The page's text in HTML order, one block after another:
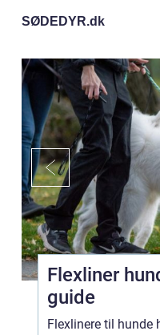
SØDEDYR.dk
Flexliner
guide
Flexlinere til